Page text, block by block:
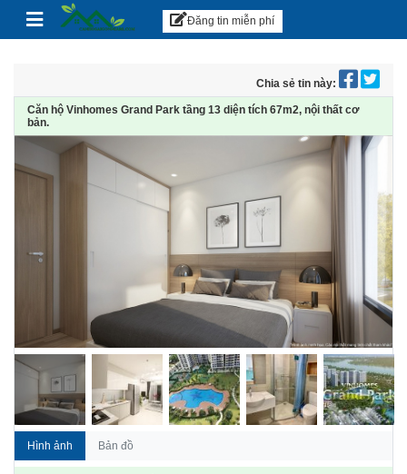
Skip to content Căn hộ Sài Gòn
Đăng tin miễn phí
Chia sẻ tin này:
Căn hộ Vinhomes Grand Park tầng 13 diện tích 67m2, nội thất cơ
bản.
Hình ảnh Bản đồ